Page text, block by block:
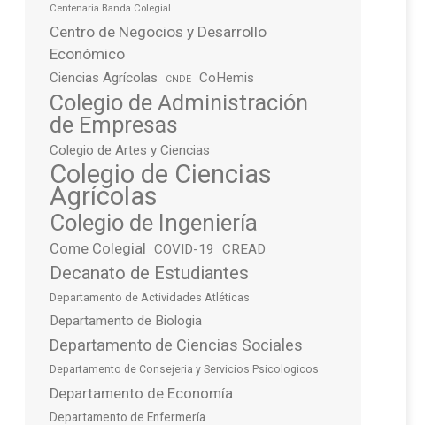
Centenaria Banda Colegial
Centro de Negocios y Desarrollo
Económico
Ciencias Agrícolas CNDE CoHemis
Colegio de Administración
de Empresas
Colegio de Artes y Ciencias
Colegio de Ciencias
Agrícolas
Colegio de Ingeniería
Come Colegial COVID-19 CREAD
Decanato de Estudiantes
Departamento de Actividades Atléticas
Departamento de Biologia
Departamento de Ciencias Sociales
Departamento de Consejeria y Servicios Psicologicos
Departamento de Economía
Departamento de Enfermería